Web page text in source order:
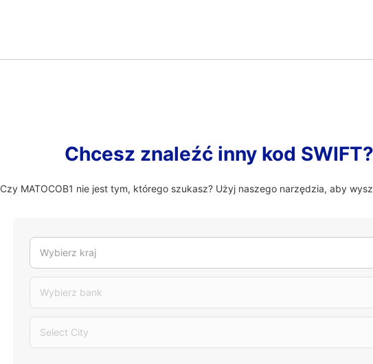
Chcesz znaleźć inny kod SWIFT?
Czy MATOCOB1 nie jest tym, którego szukasz? Użyj naszego narzędzia, aby
Wybierz kraj
Wybierz bank
Select City